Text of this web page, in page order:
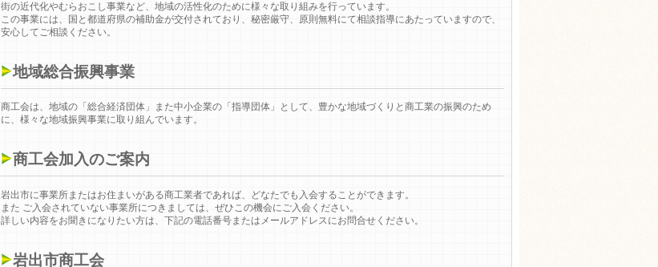
街の近代化やむらおこし事業など、地域の活性化のために様々な取り組みを行っています。
この事業には、国と都道府県の補助金が交付されており、秘密厳守、原則無料にて相談指導にあたっていますので、
安心してご相談ください。
地域総合振興事業
商工会は、地域の「総合経済団体」また中小企業の「指導団体」として、豊かな地域づくりと商工業の振興のため
に、様々な地域振興事業に取り組んでいます。
商工会加入のご案内
岩出市に事業所またはお住まいがある商工業者であれば、どなたでも入会することができます。
また ご入会されていない事業所につきましては、ぜひこの機会にご入会ください。
詳しい内容をお聞きになりたい方は、下記の電話番号またはメールアドレスにお問合せください。
岩出市商工会